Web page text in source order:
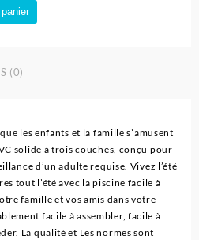
(0)
les enfants et la famille s’amusent
solide à trois couches, conçu pour
d’un adulte requise. Vivez l’été
tout l’été avec la piscine facile à
famille et vos amis dans votre
facile à assembler, facile à
La qualité et Les normes sont